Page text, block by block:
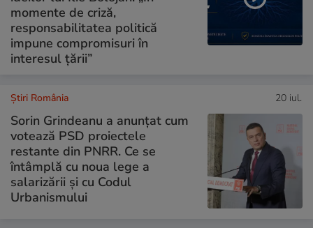
momente de criză,
responsabilitatea politică
impune compromisuri în
interesul țării”
Știri România 20 iul.
Sorin Grindeanu a anunțat cum
votează PSD proiectele
restante din PNRR. Ce se
întâmplă cu noua lege a
salarizării și cu Codul
Urbanismului